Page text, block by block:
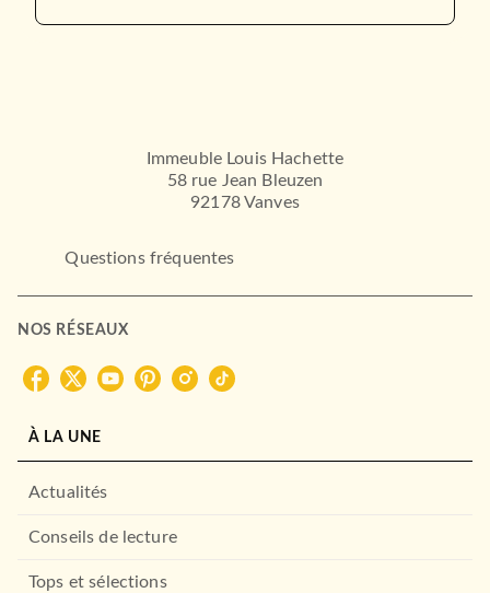
Immeuble Louis Hachette
58 rue Jean Bleuzen
92178 Vanves
Questions fréquentes
NOS RÉSEAUX
À LA UNE
Actualités
Conseils de lecture
Tops et sélections